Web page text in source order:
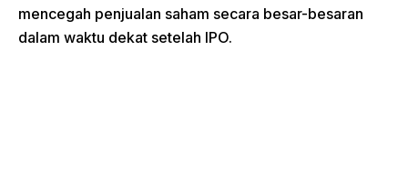
mencegah penjualan saham secara besar-besaran
dalam waktu dekat setelah IPO.